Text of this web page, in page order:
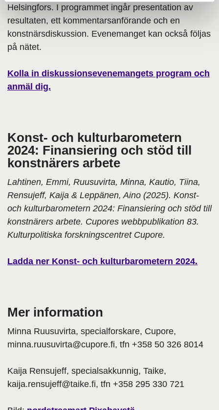
Helsingfors. I programmet ingår presentation av
resultaten, ett kommentarsanförande och en
konstnärsdiskussion. Evenemanget kan också följas
på nätet.
Kolla in diskussionsevenemangets program och
anmäl dig.
Konst- och kulturbarometern
2024: Finansiering och stöd till
konstnärers arbete
Lahtinen, Emmi, Ruusuvirta, Minna, Kautio, Tiina,
Rensujeff, Kaija & Leppänen, Aino (2025). Konst-
och kulturbarometern 2024: Finansiering och stöd till
konstnärers arbete. Cupores webbpublikation 83.
Kulturpolitiska forskningscentret Cupore.
Ladda ner Konst- och kulturbarometern 2024.
Mer information
Minna Ruusuvirta, specialforskare, Cupore,
minna.ruusuvirta@cupore.fi, tfn +358 50 326 8014
Kaija Rensujeff, specialsakkunnig, Taike,
kaija.rensujeff@taike.fi, tfn +358 295 330 721